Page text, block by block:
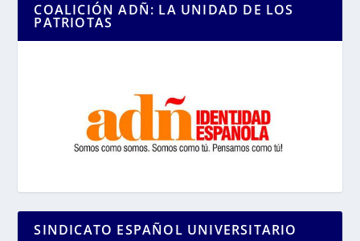
COALICIÓN ADÑ: LA UNIDAD DE LOS
PATRIOTAS
SINDICATO ESPAÑOL UNIVERSITARIO